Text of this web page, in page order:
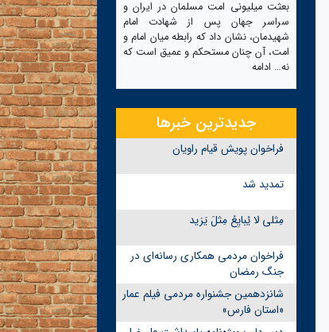
بعثت میلیونی امت مسلمان در ایران و
سراسر جهان پس از شهادت امام
شهیدمان، نشان داد که رابطه میان امام و
امت، آن چنان مستحکم و عمیق است که
نه… ادامه
جدیدترین خبرها
فراخوان پویش قیام راویان
تمدید شد
مِثلی لا یُبایِعُ مِثلَ یَزید
فراخوان مردمی همکاری رسانه‌ای در
جنگ رمضان
شانزدهمین جشنواره مردمی فیلم عمار
«استان فارس»